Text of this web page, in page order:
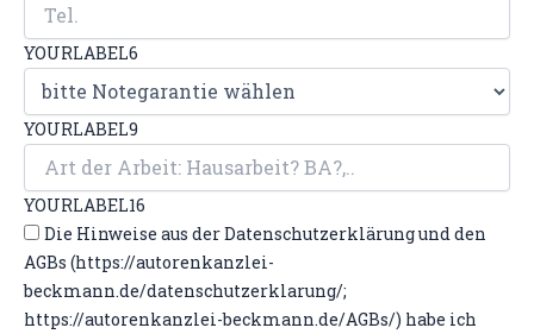
YOURLABEL6
YOURLABEL9
YOURLABEL16
Die Hinweise aus der Datenschutzerklärung und den
AGBs (https://autorenkanzlei-
beckmann.de/datenschutzerklarung/;
https://autorenkanzlei-beckmann.de/AGBs/) habe ich